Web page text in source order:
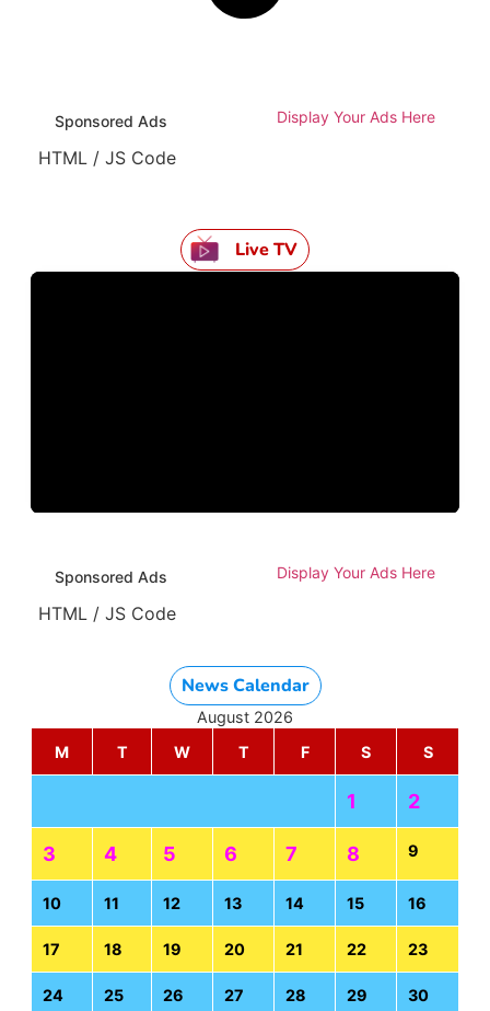
Sponsored Ads Display Your Ads Here
HTML / JS Code
Live TV
Sponsored Ads Display Your Ads Here
HTML / JS Code
News Calendar
August 2026
M
T W T F S S
1 2
3 4 5 6 7 8 9
10 11 12 13 14 15 16
17 18 19 20 21 22 23
24 25 26 27 28 29 30